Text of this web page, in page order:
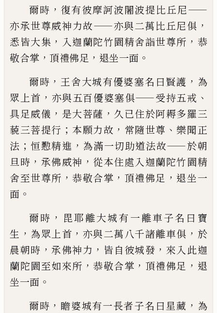
爾時 ， 復有彼摩訶波闍波提比丘尼——
亦承世尊威神力故——亦與二萬比丘尼俱 ，
悉皆大集 ， 入迦蘭陀竹園精舍詣世尊所 ， 恭
敬合掌 ， 頂禮佛足 ， 退坐一面 。
爾時 ， 王舍大城有優婆塞名曰賢護 ， 為
眾上首 ， 亦與五百優婆塞俱——受持五戒 、
具足威儀 ， 是大菩薩 ， 久已住於阿耨多羅三
藐三菩提行 ； 本願力故 ， 常隨世尊 、 樂聞正
法 ； 恒懃精進 ， 為滿一切助道法故——於朝
旦時 ， 承佛威神 ， 從本住處入迦蘭陀竹園精
舍至世尊所 ，恭敬合掌 ， 頂禮佛足 ， 退坐一
面 。
爾時 ， 毘耶離大城有一離車子名曰寶
生 ， 為眾上首 ， 亦與二萬八千諸離車俱 ， 於
晨朝時 ，承佛神力 ， 皆自彼城發 ， 來入此迦
蘭陀園至如來所 ，恭敬合掌 ， 頂禮佛足 ， 退
坐一面 。
爾時 ， 瞻婆城有一長者子名曰星藏 ， 為